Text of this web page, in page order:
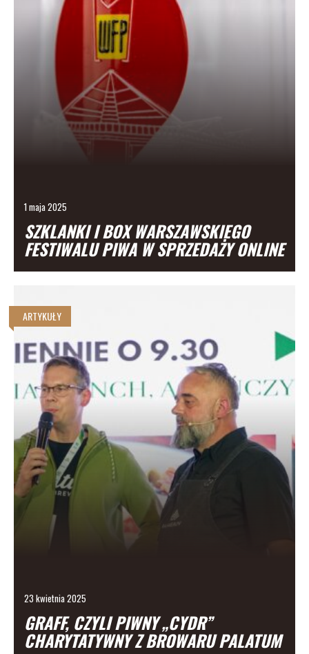
1 maja 2025
SZKLANKI I BOX WARSZAWSKIEGO
FESTIWALU PIWA W SPRZEDAŻY ONLINE
ARTYKUŁY
23 kwietnia 2025
GRAFF, CZYLI PIWNY „CYDR”
CHARYTATYWNY Z BROWARU PALATUM